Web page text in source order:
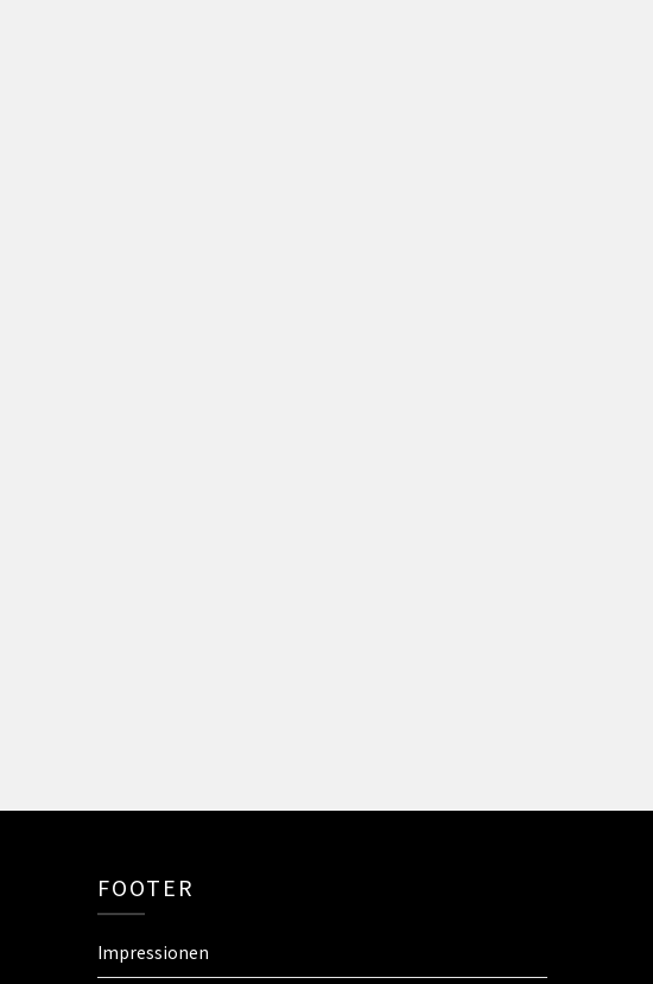
FOOTER
Impressionen